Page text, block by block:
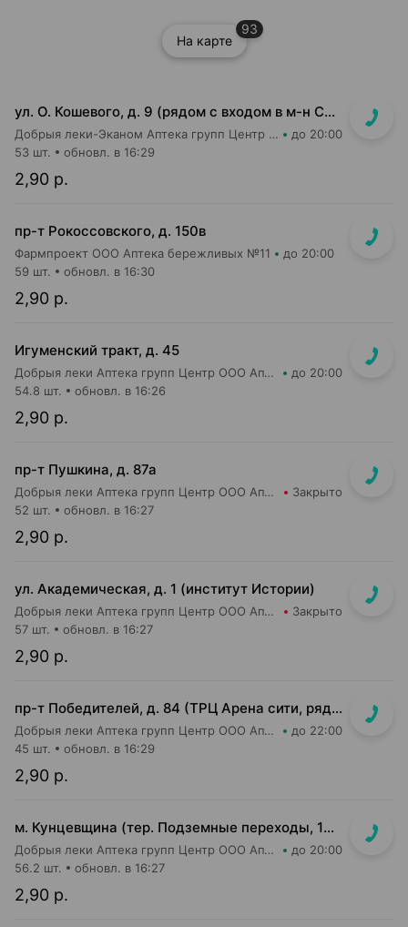
На карте
93
ул. О. Кошевого, д. 9 (рядом с входом в м-н Санта)
Добрыя леки-Эканом Аптека групп Центр ООО Аптека №80 до 20:00
2,90 р.
53 шт. обновл. в 16:29
пр-т Рокоссовского, д. 150в
Фармпроект ООО Аптека бережливых №11 до 20:00
2,90 р.
59 шт. обновл. в 16:30
Игуменский тракт, д. 45
Добрыя леки Аптека групп Центр ООО Аптека №7 до 20:00
2,90 р.
54.8 шт. обновл. в 16:26
пр-т Пушкина, д. 87а
Добрыя леки Аптека групп Центр ООО Аптека №34 Закрыто
2,90 р.
52 шт. обновл. в 16:27
ул. Академическая, д. 1 (институт Истории)
Добрыя леки Аптека групп Центр ООО Аптека №27 Закрыто
2,90 р.
57 шт. обновл. в 16:27
пр-т Победителей, д. 84 (ТРЦ Арена сити, рядом с кассами м-на Green)
Добрыя леки Аптека групп Центр ООО Аптека №72 до 22:00
2,90 р.
45 шт. обновл. в 16:29
м. Кунцевщина (тер. Подземные переходы, 10, пом. 13)
Добрыя леки Аптека групп Центр ООО Аптека №15 до 20:00
2,90 р.
56.2 шт. обновл. в 16:27